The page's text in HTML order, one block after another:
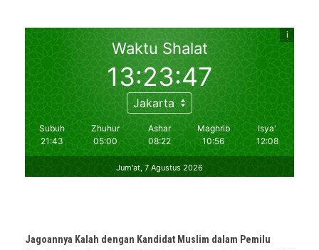
Jagoannya Kalah dengan Kandidat Muslim dalam Pemilu